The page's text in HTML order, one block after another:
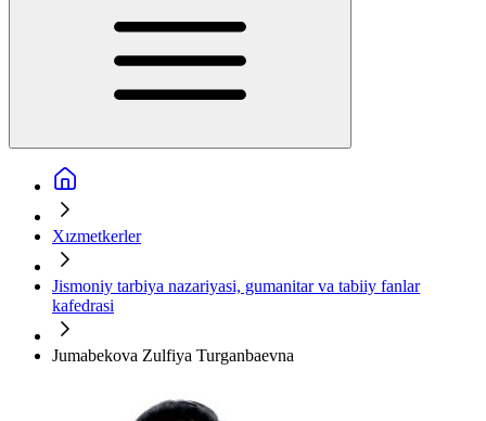
Xızmetkerler
Jismoniy tarbiya nazariyasi, gumanitar va tabiiy fanlar
kafedrasi
Jumabekova Zulfiya Turganbaevna